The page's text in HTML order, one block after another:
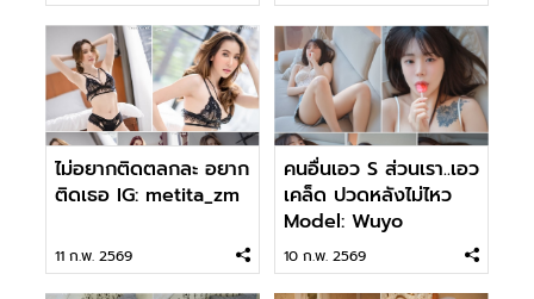
ไม่อยากติดตลกละ อยาก
ติดเธอ IG: metita_zm
11 ก.พ. 2569
คนอื่นเอว S ส่วนเรา..เอว
เคล็ด ปวดหลังไม่ไหว
Model: Wuyo
10 ก.พ. 2569